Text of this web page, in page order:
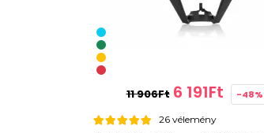
11 906Ft 6 191Ft -48%
26 vélemény